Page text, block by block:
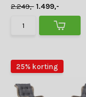
2.249,- 1.499,-
25% korting